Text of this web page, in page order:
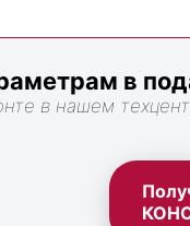
в
в нашем